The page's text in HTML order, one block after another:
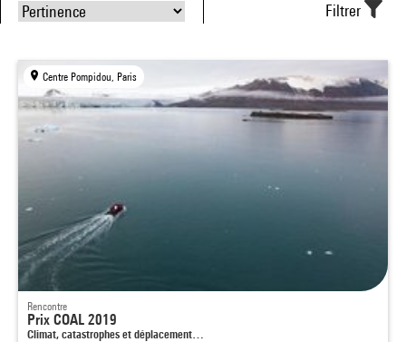
Filtrer
Centre Pompidou, Paris
Rencontre
Prix COAL 2019
Climat, catastrophes et déplacement…